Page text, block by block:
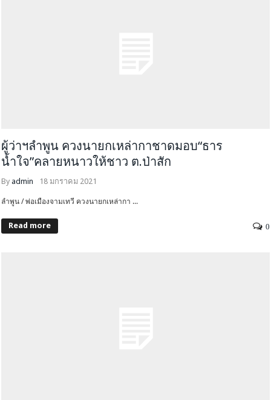
ผู้ว่าฯลำพูน ควงนายกเหล่ากาชาดมอบ“ธาร
น้ำใจ”คลายหนาวให้ชาว ต.ป่าสัก
By admin 18 มกราคม 2021
ลำพูน / พ่อเมืองจามเทวี ควงนายกเหล่ากา ...
Read more 0